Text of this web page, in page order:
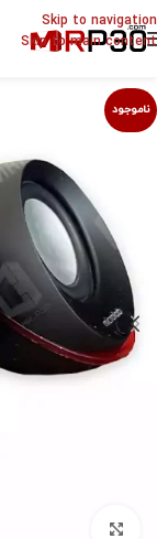
Skip to navigation
Skip to main content
ناموجود